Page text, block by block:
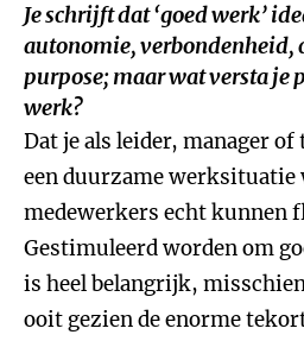
Je schrijft dat ‘goed werk’
autonomie, verbondenheid,
purpose; maar wat versta je
werk?
Dat je als leider, manager
een duurzame werksituatie
medewerkers echt kunnen
Gestimuleerd worden om
is heel belangrijk,
ooit gezien de enorme